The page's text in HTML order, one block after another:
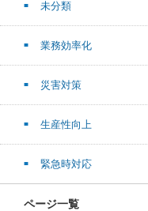
未分類
業務効率化
災害対策
生産性向上
緊急時対応
ページ一覧